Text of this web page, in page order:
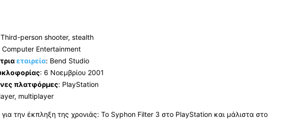
person shooter, stealth
Computer Entertainment
εταιρεία: Bend Studio
: 6 Νοεμβρίου 2001
πλατφόρμες: PlayStation
multiplayer
για την έκπληξη της χρονιάς: Το Syphon Filter 3 στο PlayStation και μάλιστα στο